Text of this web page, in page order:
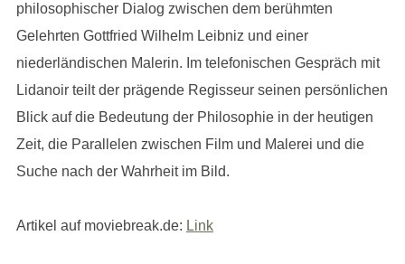
philosophischer Dialog zwischen dem berühmten
Gelehrten Gottfried Wilhelm Leibniz und einer
niederländischen Malerin. Im telefonischen Gespräch mit
Lidanoir teilt der prägende Regisseur seinen persönlichen
Blick auf die Bedeutung der Philosophie in der heutigen
Zeit, die Parallelen zwischen Film und Malerei und die
Suche nach der Wahrheit im Bild.
Artikel auf moviebreak.de: Link